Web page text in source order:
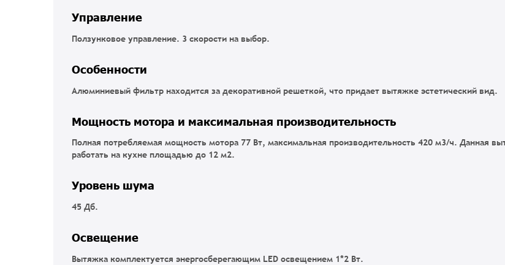
Управление
Ползунковое управление. 3 скорости на выбор.
Особенности
Алюминиевый фильтр находится за декоративной решеткой, что придает вытяжке эстетический вид.
Мощность мотора и максимальная производительность
Полная потребляемая мощность мотора 77 Вт, максимальная производительность 420 м3/ч. Данная
работать на кухне площадью до 12 м2.
Уровень шума
45 Дб.
Освещение
Вытяжка комплектуется энергосберегающим LED освещением 1*2 Вт.